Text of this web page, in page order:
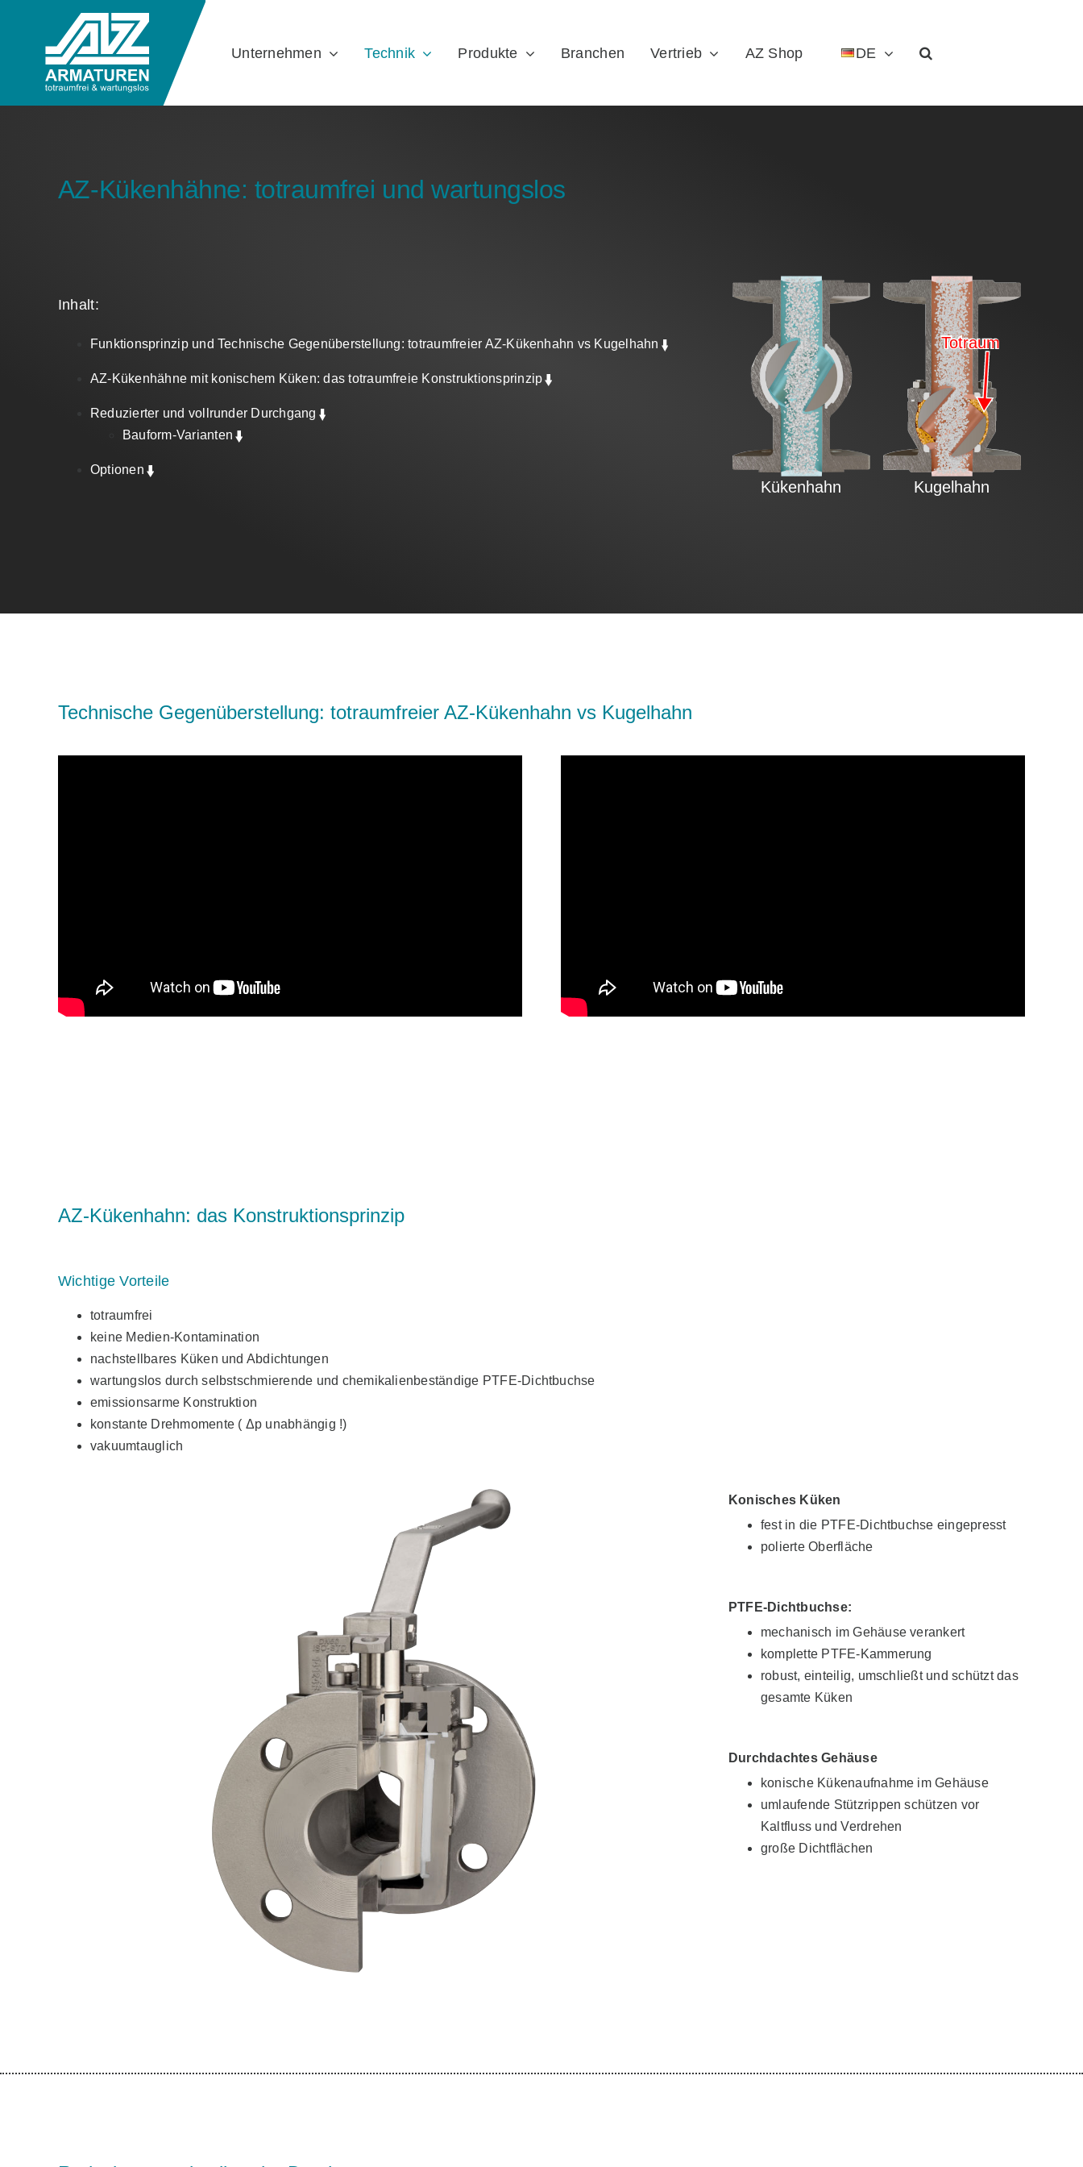
Unternehmen Technik Produkte Branchen Vertrieb AZ Shop DE
AZ-Kükenhähne: totraumfrei und wartungslos
Inhalt:
Funktionsprinzip und Technische Gegenüberstellung: totraumfreier AZ-Kükenhahn vs Kugelhahn
AZ-Kükenhähne mit konischem Küken: das totraumfreie Konstruktionsprinzip
Reduzierter und vollrunder Durchgang
Bauform-Varianten
Optionen
Technische Gegenüberstellung: totraumfreier AZ-Kükenhahn vs Kugelhahn
AZ-Kükenhahn: das Konstruktionsprinzip
Wichtige Vorteile
totraumfrei
keine Medien-Kontamination
nachstellbares Küken und Abdichtungen
wartungslos durch selbstschmierende und chemikalienbeständige PTFE-Dichtbuchse
emissionsarme Konstruktion
konstante Drehmomente ( Δp unabhängig !)
vakuumtauglich
Konisches Küken
fest in die PTFE-Dichtbuchse eingepresst
polierte Oberfläche
PTFE-Dichtbuchse:
mechanisch im Gehäuse verankert
komplette PTFE-Kammerung
robust, einteilig, umschließt und schützt das
gesamte Küken
Durchdachtes Gehäuse
konische Kükenaufnahme im Gehäuse
umlaufende Stützrippen schützen vor
Kaltfluss und Verdrehen
große Dichtflächen